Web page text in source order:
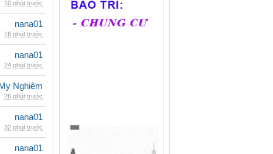
10 phút trước
nana01
16 phút trước
nana01
24 phút trước
Nghiêm
26 phút trước
nana01
32 phút trước
nana01